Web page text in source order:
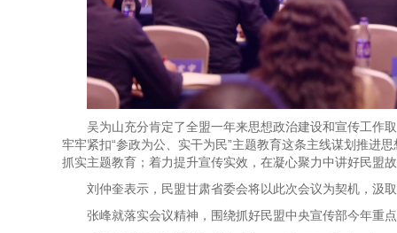
吴为山充分肯定了全盟一年来思想政治建设和宣传工作
牢牢紧扣“参政为公、实干为民”主题教育这条主线谋划推进
抓实主题教育；着力提升宣传实效，在凝心聚力中讲好民盟
刘仲奎表示，民盟甘肃省委会将以此次会议为契机，汲
张峰就落实会议精神，围绕抓好民盟中央宣传部今年重